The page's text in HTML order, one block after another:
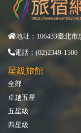
地址：106433臺北市
電話：(02)2349-1500
星級旅館
全部
卓越五星
五星級
四星級